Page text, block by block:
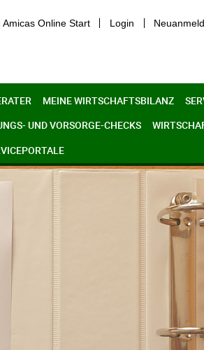
Amicas Online Start Login
MEINE WIRTSCHAFTSBILANZ
UND VORSORGE-CHECKS